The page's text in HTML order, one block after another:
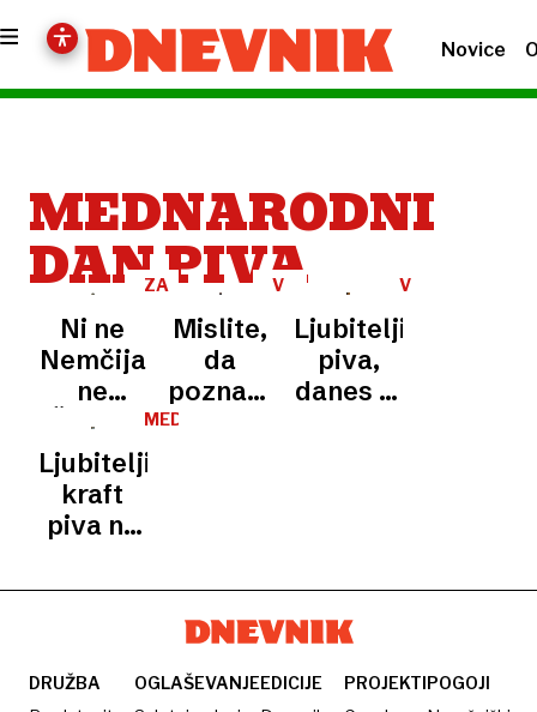
Novice
MEDNARODNI
DAN PIVA
ZA
Ni ne
Nemčija
ne
Češka:
kdo je
največji
evropski
izvoznik
V
Mislite,
da
poznate
litrov na
leto
V
Ljubitelji
piva,
danes je
MEDNARODNI
PIVA
Ljubitelji
kraft
piva ne
omame
DRUŽBA
OGLAŠEVANJEEDICIJE
PROJEKTIPOGOJI